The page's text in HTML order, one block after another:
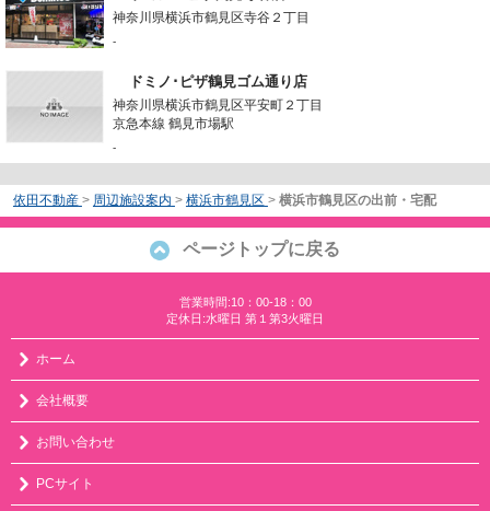
神奈川県横浜市鶴見区寺谷２丁目
-
ドミノ･ピザ鶴見ゴム通り店
神奈川県横浜市鶴見区平安町２丁目
京急本線 鶴見市場駅
-
依田不動産 > 周辺施設案内 > 横浜市鶴見区 > 横浜市鶴見区の出前・宅配
ページトップに戻る
営業時間:10：00-18：00
定休日:水曜日 第１第3火曜日
ホーム
会社概要
お問い合わせ
PCサイト